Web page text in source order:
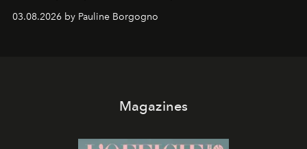
03.08.2026 by Pauline Borgogno
Magazines